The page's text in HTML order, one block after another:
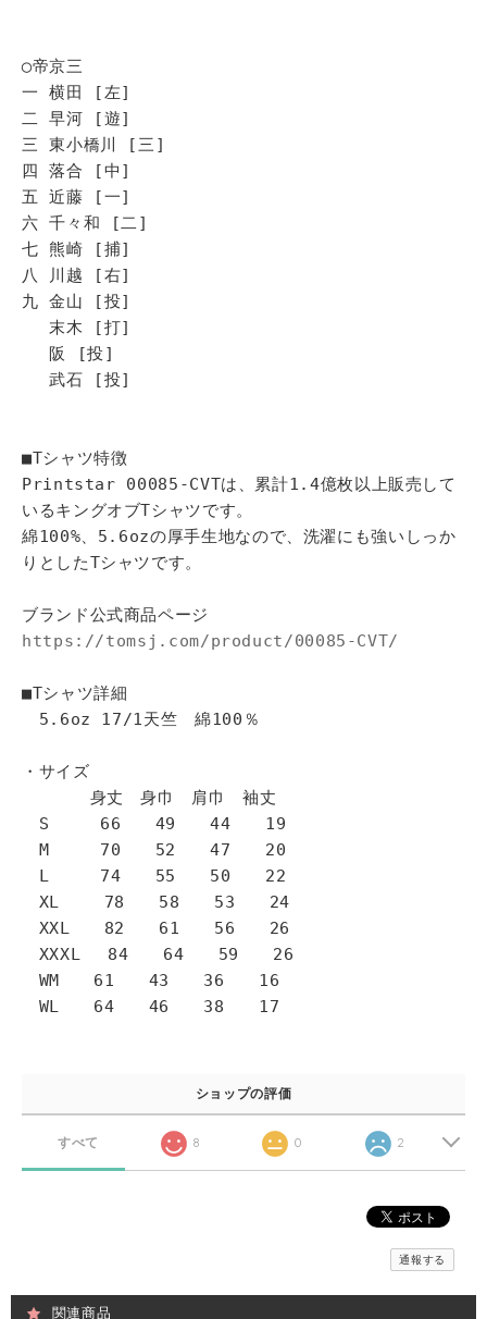
◯帝京三
一 横田 [左]
二 早河 [遊]
三 東小橋川 [三]
四 落合 [中]
五 近藤 [一]
六 千々和 [二]
七 熊崎 [捕]
八 川越 [右]
九 金山 [投]
末木 [打]
阪 [投]
武石 [投]
■Tシャツ特徴
Printstar 00085-CVTは、累計1.4億枚以上販売して
いるキングオブTシャツです。
綿100%、5.6ozの厚手生地なので、洗濯にも強いしっか
りとしたTシャツです。
ブランド公式商品ページ
https://tomsj.com/product/00085-CVT/
■Tシャツ詳細
5.6oz 17/1天竺 綿100％
・サイズ
身丈 身巾 肩巾 袖丈
S 66 49 44 19
M 70 52 47 20
L 74 55 50 22
XL 78 58 53 24
XXL 82 61 56 26
XXXL 84 64 59 26
WM 61 43 36 16
WL 64 46 38 17
ショップの評価
すべて 8 0 2
通報する
関連商品